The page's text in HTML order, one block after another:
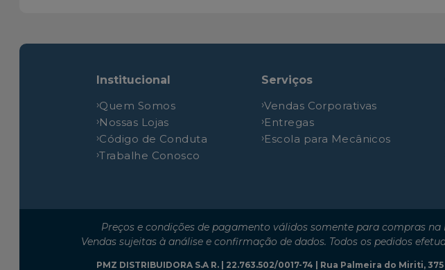
Renault
Sandero Expression
Sandero Expression Easy R
Sandero Expression Hi-
Institucional
Quem Somos
Nossas Lojas
Código de Conduta
Trabalhe Conosco
Serviços
Vendas Corporativas
Entregas
Escola para Mecânicos
Preços e condições de pagamento válidos somente para compras na
Vendas sujeitas à análise e confirmação de dados. Todos os pedidos
PMZ DISTRIBUIDORA S.A R. | 22.763.502/0017-74 | Rua Palmeira do